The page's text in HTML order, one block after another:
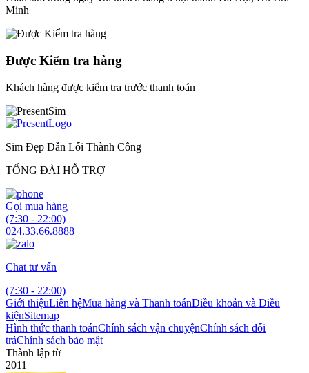
Minh
Được Kiểm tra hàng
Khách hàng được kiểm tra trước thanh toán
Sim Đẹp Dẫn Lối Thành Công
TỔNG ĐÀI HỖ TRỢ
Gọi mua hàng
(7:30 - 22:00)
024.33.66.8888
Chat tư vấn
(7:30 - 22:00)
Giới thiệuLiên hệMua hàng và Thanh toánĐiều khoản và Điều
kiệnSitemap
Hình thức thanh toánChính sách vận chuyệnChính sách đổi
trảChính sách bảo mật
Thành lập từ
2011